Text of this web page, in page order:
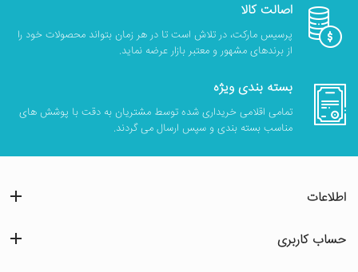
اصالت کالا
پرسیس مارکت، در تلاش است تا در هر زمان بتواند محصولات خود را
از برندهای مشهور و معتبر بازار عرضه نماید.
بسته بندی ویژه
تمامی اقلامی خریداری شده توسط مشتریان به دقت با پوشش های
مناسب بسته بندی و سپس ارسال می گردند.
اطلاعات
حساب کاربری